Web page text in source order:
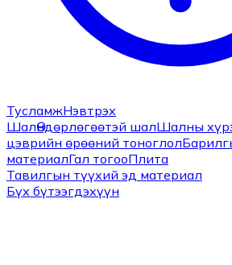
ТусламжНэвтрэх
ШалӨндөрлөгөөтэй шалШалны
цэврийн өрөөний тоноглол
материалГал тогооПлита
Тавилгын түүхий эд материал
Бүх бүтээгдэхүүн